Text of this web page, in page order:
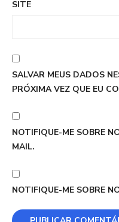
SITE
SALVAR MEUS DADOS
PRÓXIMA VEZ QUE EU
NOTIFIQUE-ME SOBRE
MAIL.
NOTIFIQUE-ME SOBRE